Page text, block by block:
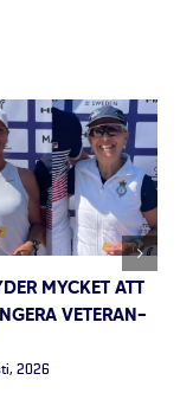
MYCKET ATT
VETERAN-
2026